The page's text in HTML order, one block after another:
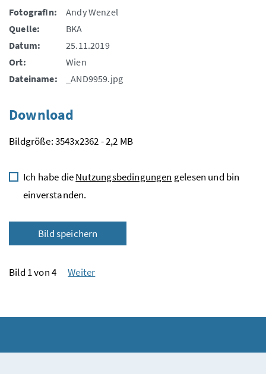
FotografIn:
Andy Wenzel
Quelle:
BKA
Datum:
25.11.2019
Ort:
Wien
Dateiname:
_AND9959.jpg
Download
Bildgröße: 3543x2362 - 2,2 MB
Ich habe dieNutzungsbedingungen gelesen und bin
einverstanden.
Bild speichern
Bild 1 von 4 Weiter